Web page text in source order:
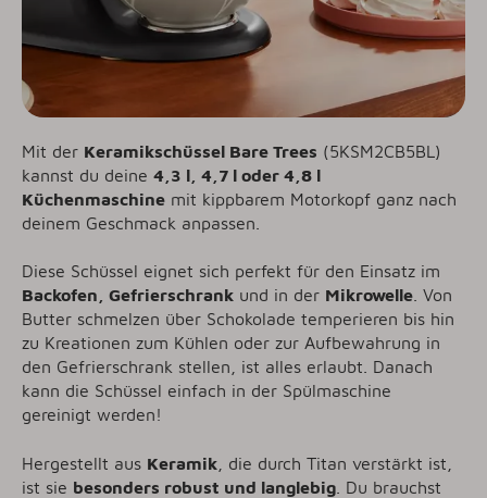
Mit der Keramikschüssel Bare Trees (5KSM2CB5BL)
kannst du deine 4,3 l, 4,7 l oder 4,8 l
Küchenmaschine mit kippbarem Motorkopf ganz nach
deinem Geschmack anpassen.
Diese Schüssel eignet sich perfekt für den Einsatz im
Backofen, Gefrierschrank und in der Mikrowelle . Von
Butter schmelzen über Schokolade temperieren bis hin
zu Kreationen zum Kühlen oder zur Aufbewahrung in
den Gefrierschrank stellen, ist alles erlaubt. Danach
kann die Schüssel einfach in der Spülmaschine
gereinigt werden!
Hergestellt aus Keramik , die durch Titan verstärkt ist,
ist sie besonders robust und langlebig . Du brauchst